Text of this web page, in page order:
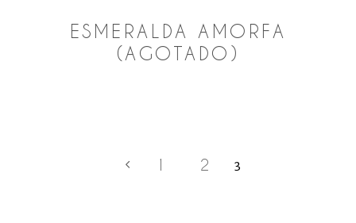
ESMERALDA AMORFA
(AGOTADO)
1 2 3